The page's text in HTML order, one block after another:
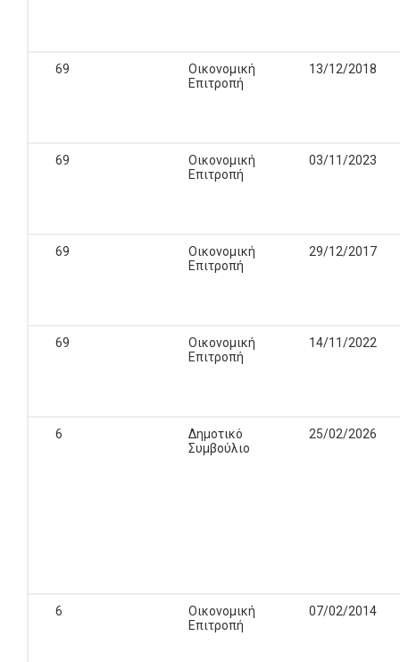
69
Οικονομική
Επιτροπή
13/12/2018
69
Οικονομική
Επιτροπή
03/11/2023
69
Οικονομική
Επιτροπή
29/12/2017
69
Οικονομική
Επιτροπή
14/11/2022
6
Δημοτικό
Συμβούλιο
25/02/2026
6
Οικονομική
Επιτροπή
07/02/2014